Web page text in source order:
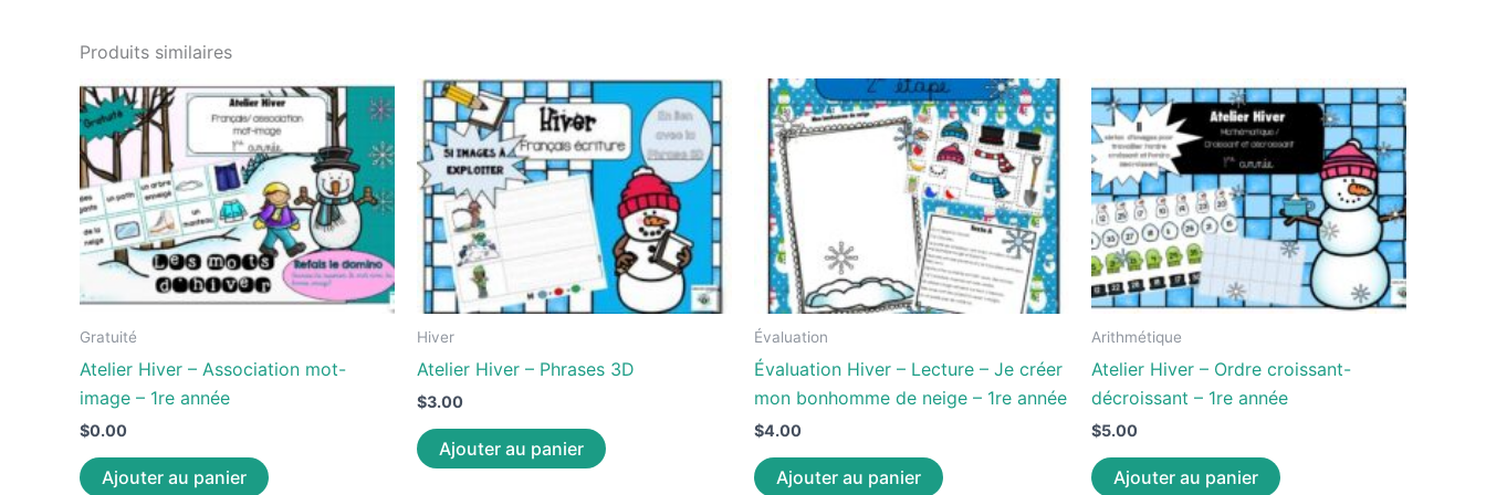
Produits similaires
Gratuité
Atelier Hiver – Association mot-
image – 1re année
$0.00
Ajouter au panier
Hiver
Atelier Hiver – Phrases 3D
$3.00
Ajouter au panier
Évaluation
Évaluation Hiver – Lecture – Je créer
mon bonhomme de neige – 1re année
$4.00
Ajouter au panier
Arithmétique
Atelier Hiver – Ordre croissant-
décroissant – 1re année
$5.00
Ajouter au panier